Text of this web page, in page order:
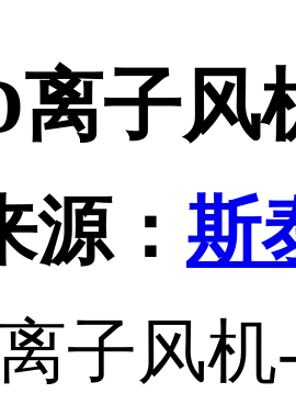
离子风
源： 斯
子风